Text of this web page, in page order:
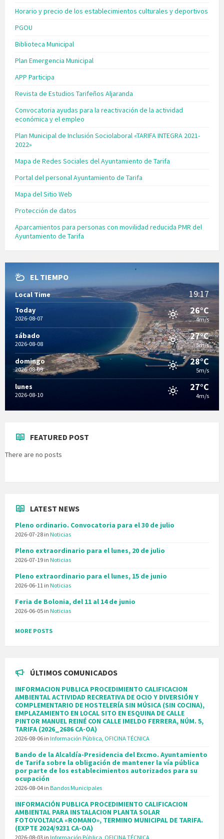
Horario y precio de los establecimientos culturales y deportivos
PGOU
Biblioteca Municipal
Plan Emergencia Municipal
APP Participa
Revista de Estudios Tarifeños Aljaranda
Convocatoria ayudas para la reactivación de la actividad
económica y el empleo
Plan Municipal de Inclusión Sociolaboral «TARIFA INTEGRA 2021-
2022»
Mapa de Redes Sociales del Ayuntamiento de Tarifa
Portal del personal Ayuntamiento de Tarifa
Mapa del Sitio Web
Protección de datos
Aparcamientos para personas con movilidad reducida PMR del
Ayuntamiento de Tarifa
EL TIEMPO
Local Time 19:17
Today
2026-08-07
26°C
4m/s
sábado
2026-08-08
27°C
5m/s
domingo
2026-08-09
28°C
5m/s
lunes
2026-08-10
27°C
4m/s
FEATURED POST
There are no posts
LATEST NEWS
Pleno ordinario. Convocatoria para el 30 de julio
2026-07-28 in Noticias
Pleno extraordinario para el lunes, 20 de julio
2026-07-19 in Noticias
Pleno extraordinario para el lunes, 15 de junio
2026-06-11 in Noticias
Feria de Bolonia, del 11 al 14 de junio
2026-06-05 in Noticias
MORE POSTS
ÚLTIMOS COMUNICADOS
INFORMACION PUBLICA PROCEDIMIENTO CALIFICACION
AMBIENTAL ACTIVIDAD RECREATIVA DE OCIO Y DIVERSIÓN Y
COMPLEMENTARIO DE HOSTELERÍA SIN MÚSICA (SIN COCINA),
EMPLAZAMIENTO EN LOCAL SITO EN ESQUINA DE CALLE
PINTOR MANUEL REINÉ CON CALLE IMELDO FERRERA, NÚM. 5,
TARIFA (2026_2686 CA-OA)
2026-08-06 in Información Pública, OFICINA TÉCNICA
Bando de la Alcaldía-Presidencia del Excmo. Ayuntamiento
de Tarifa sobre la obligación de mantener la vía pública
por parte de los establecimientos autorizados para su
ocupación
2026-08-04 in Bandos Municipales
INFORMACIÓN PUBLICA PROCEDIMIENTO CALIFICACION
AMBIENTAL PARA INSTALACION PLANTA SOLAR
FOTOVOLTAICA «ROMANO», TERMINO MUNICIPAL DE TARIFA.
(EXPTE 2024/9231 CA-OA)
2026-08-03 in Información Pública OFICINA TÉCNICA